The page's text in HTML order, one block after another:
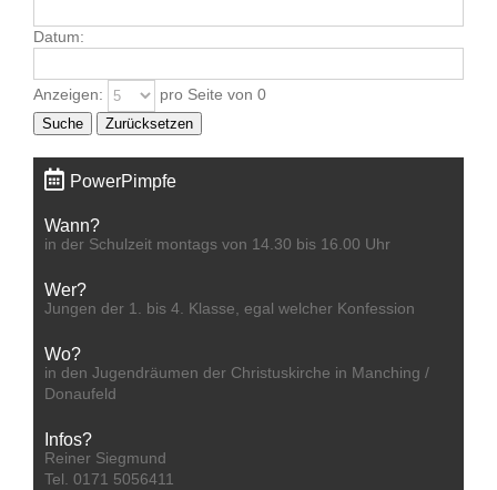
Datum:
Anzeigen: pro Seite von 0
Suche Zurücksetzen
PowerPimpfe
Wann?
in der Schulzeit montags von 14.30 bis 16.00 Uhr
Wer?
Jungen der 1. bis 4. Klasse, egal welcher Konfession
Wo?
in den Jugendräumen der Christuskirche in Manching /
Donaufeld
Infos?
Reiner Siegmund
Tel. 0171 5056411